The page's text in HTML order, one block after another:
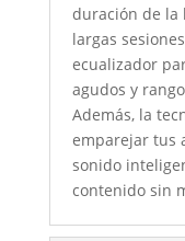
duración de la
largas
ecualizador
agudos y
Además, la
emparejar tus
sonido
contenido sin